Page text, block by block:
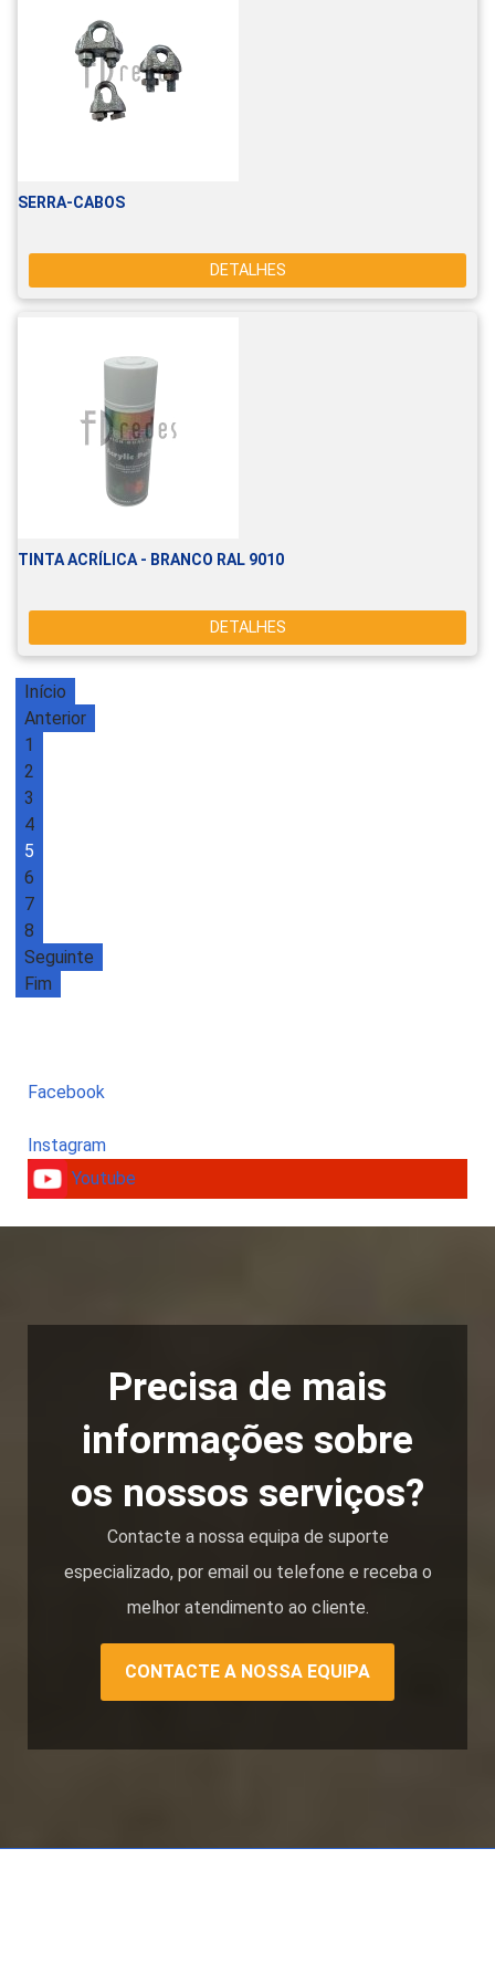
SERRA-CABOS
DETALHES
TINTA ACRÍLICA - BRANCO RAL 9010
DETALHES
Início
Anterior
1
2
3
4
5
6
7
8
Seguinte
Fim
Facebook
Instagram
Youtube
Precisa de mais
informações sobre
os nossos serviços?
Contacte a nossa equipa de suporte
especializado, por email ou telefone e receba o
melhor atendimento ao cliente.
CONTACTE A NOSSA EQUIPA